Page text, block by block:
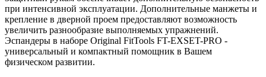
при интенсивной эксплуатации. Дополнительные манжеты и
крепление в дверной проем предоставляют возможность
увеличить разнообразие выполняемых упражнений.
Эспандеры в наборе Original FitTools FT-EXSET-PRO -
универсальный и компактный помощник в Вашем
физическом развитии.